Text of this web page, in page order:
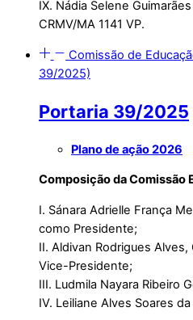
IX. ⁠Nádia Selene
CRMV/MA 1141 VP.
Comissão de
39/2025)
Portaria 39/2025
Plano de ação 2026
Composição da Comissão
I. Sánara Adrielle França
como Presidente;
II. Aldivan Rodrigues Alves,
Vice-Presidente;
III. Ludmila Nayara Ribeiro
IV. Leiliane Alves Soares